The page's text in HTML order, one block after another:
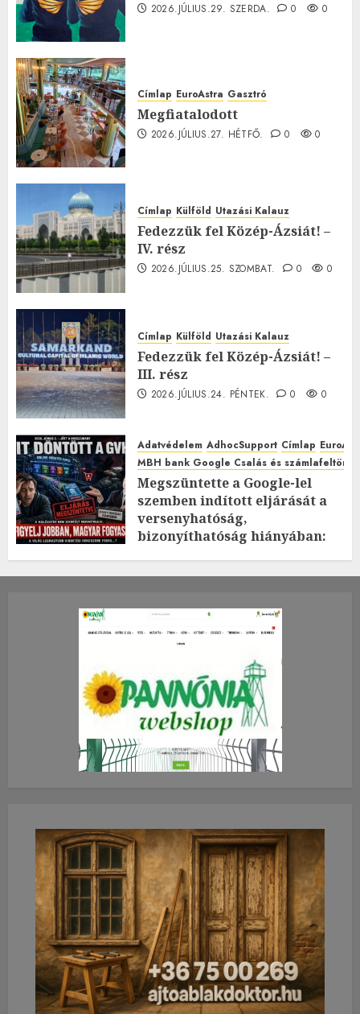
2026.JÚLIUS.29. SZERDA. 0 0
Címlap EuroAstra Gasztró
Megfiatalodott
2026.JÚLIUS.27. HÉTFŐ. 0 0
Címlap Külföld Utazási Kalauz
Fedezzük fel Közép-Ázsiát! –
IV. rész
2026.JÚLIUS.25. SZOMBAT. 0 0
Címlap Külföld Utazási Kalauz
Fedezzük fel Közép-Ázsiát! –
III. rész
2026.JÚLIUS.24. PÉNTEK. 0 0
Adatvédelem AdhocSupport Címlap
MBH bank Google Csalás és
Megszüntette a Google-lel
szemben indított eljárását a
versenyhatóság,
bizonyíthatóság hiányában:
2026.JÚLIUS.23. CSÜTÖRTÖK.
0